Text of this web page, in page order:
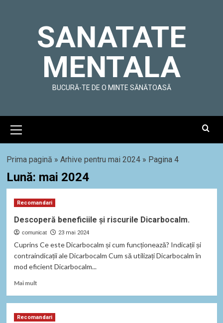
SANATATE
MENTALA
BUCURĂ-TE DE O MINTE SĂNĂTOASĂ
Menu
Prima pagină » Arhive pentru mai 2024» Pagina 4
Lună: mai 2024
Recomandari
Descoperă beneficiile și riscurile Dicarbocalm.
comunicat 23 mai 2024
Cuprins Ce este Dicarbocalm și cum funcționează? Indicații și
contraindicații ale Dicarbocalm Cum să utilizați Dicarbocalm în
mod eficient Dicarbocalm...
Mai multRead
beneficiile
Recomandari